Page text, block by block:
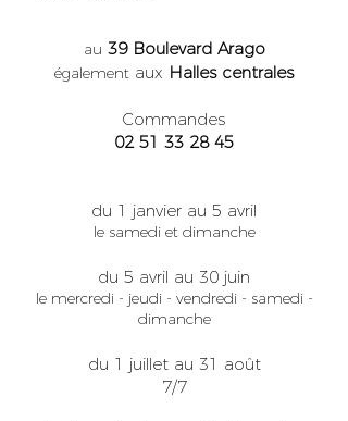
au 39 Boulevard Arago
également aux Halles centrales
Commandes
02 51 33 28 45
du 1 janvier au 5 avril
le samedi et dimanche
du 5 avril au 30 juin
le mercredi - jeudi - vendredi - samedi -
dimanche
du 1 juillet au 31 août
7/7